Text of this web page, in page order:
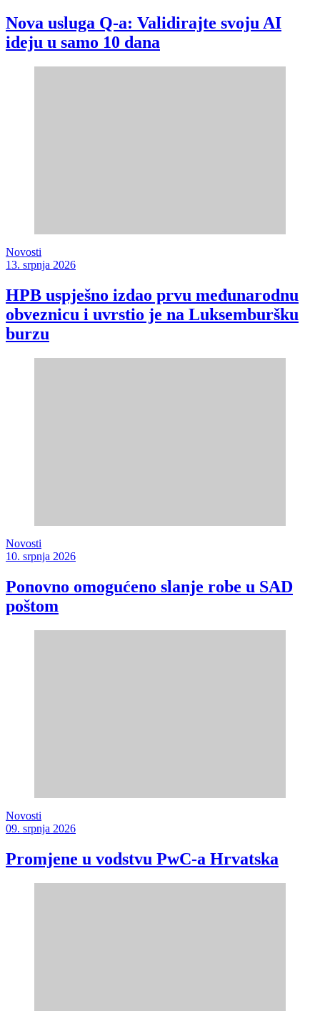
Nova usluga Q-a: Validirajte svoju AI
ideju u samo 10 dana
Novosti
13. srpnja 2026
HPB uspješno izdao prvu međunarodnu
obveznicu i uvrstio je na Luksemburšku
burzu
Novosti
10. srpnja 2026
Ponovno omogućeno slanje robe u SAD
poštom
Novosti
09. srpnja 2026
Promjene u vodstvu PwC-a Hrvatska